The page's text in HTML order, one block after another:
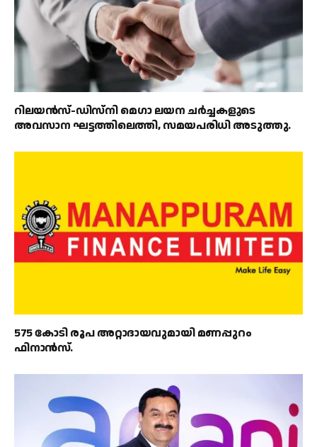
റിലയൻസ്-ഡിസ്‌നി മെഗാ ലയന ചർച്ചകളുടെ
അവസാന ഘട്ടത്തിലെത്തി, സമയപരിധി അടുത്തു.
575 കോടി രൂപ അറ്റാദായവുമായി മണപ്പുറം
ഫിനാൻസ്.